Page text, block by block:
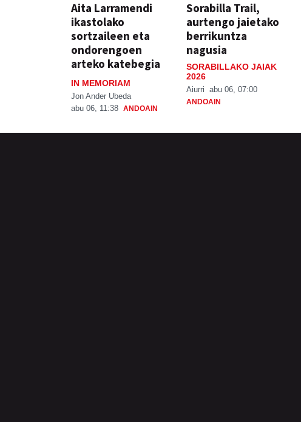
Aita Larramendi
ikastolako
sortzaileen eta
ondorengoen
arteko katebegia
IN MEMORIAM
Jon Ander Ubeda
abu 06, 11:38 ANDOAIN
Sorabilla Trail,
aurtengo jaietako
berrikuntza
nagusia
SORABILLAKO JAIAK
2026
Aiurri abu 06, 07:00
ANDOAIN